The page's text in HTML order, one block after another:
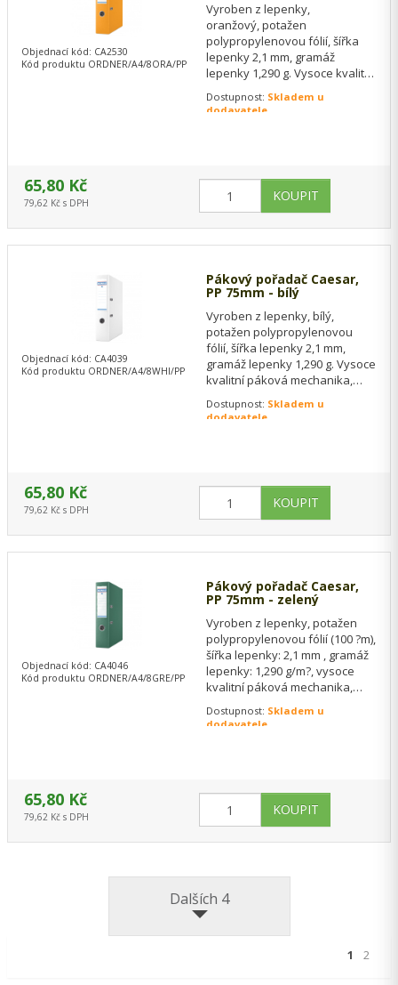
Vyroben z lepenky,
oranžový, potažen
polypropylenovou fólií, šířka
lepenky 2,1 mm, gramáž
lepenky 1,290 g. Vysoce kvalitní
číslo se nachází pod
Dostupnost: Skladem u
dodavatele
Objednací kód: CA2530
Kód produktu ORDNER/A4/8ORA/PP
65,80 Kč
79,62 Kč s DPH
Pákový pořadač Caesar,
PP 75mm - bílý
Vyroben z lepenky, bílý,
potažen polypropylenovou
fólií, šířka lepenky 2,1 mm,
gramáž lepenky 1,290 g. Vysoce
kvalitní páková mechanika,
pákovým…
Dostupnost: Skladem u
dodavatele
Objednací kód: CA4039
Kód produktu ORDNER/A4/8WHI/PP
65,80 Kč
79,62 Kč s DPH
Pákový pořadač Caesar,
PP 75mm - zelený
Vyroben z lepenky, potažen
polypropylenovou fólií (100 ?m),
šířka lepenky: 2,1 mm , gramáž
lepenky: 1,290 g/m?, vysoce
kvalitní páková mechanika,
Dostupnost: Skladem u
dodavatele
Objednací kód: CA4046
Kód produktu ORDNER/A4/8GRE/PP
65,80 Kč
79,62 Kč s DPH
Dalších 4
1 2